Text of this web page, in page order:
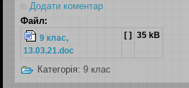
Додати коментар
Файл:
9 клас,
13.03.21.doc
[ ] 35 kB
Категорія:9 клас